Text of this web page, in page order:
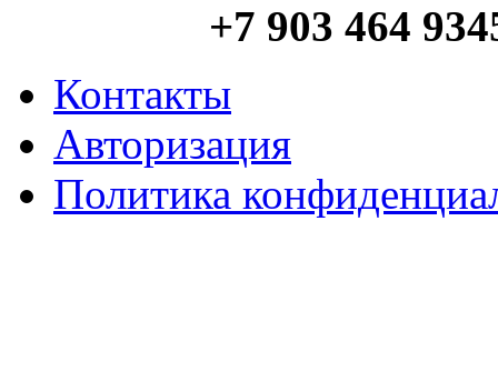
+7 903 464
Контакты
Авторизация
Политика